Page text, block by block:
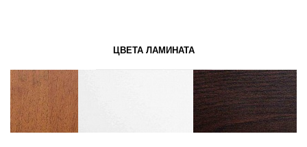
ЦВЕТА ЛАМИНАТА